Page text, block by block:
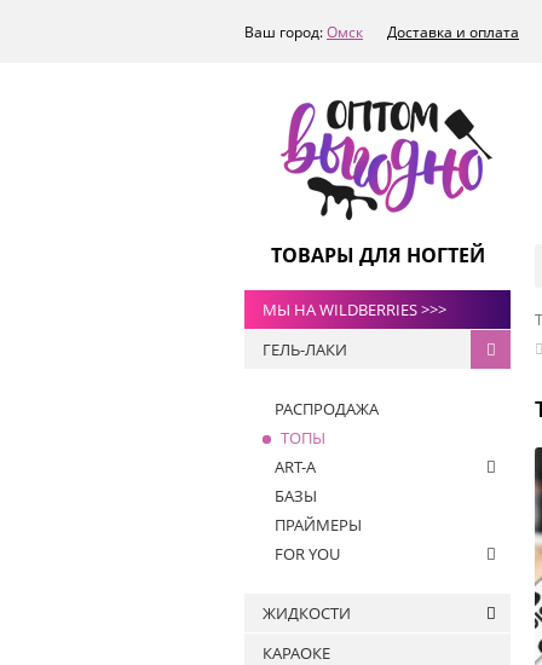
Ваш город:Омск Доставка и оплата
ТОВАРЫ ДЛЯ НОГТЕЙ
МЫ НА WILDBERRIES >>>
ГЕЛЬ-ЛАКИ
РАСПРОДАЖА
ТОПЫ
ART-A
БАЗЫ
ПРАЙМЕРЫ
FOR YOU
ЖИДКОСТИ
КАРАОКЕ